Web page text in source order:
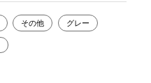
その他 グレー